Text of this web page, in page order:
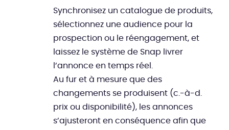
Synchronisez un catalogue de produits,
sélectionnez une audience pour la
prospection ou le réengagement, et
laissez le système de Snap livrer
l’annonce en temps réel.
Au fur et à mesure que des
changements se produisent (c.-à-d.
prix ou disponibilité), les annonces
s’ajusteront en conséquence afin que